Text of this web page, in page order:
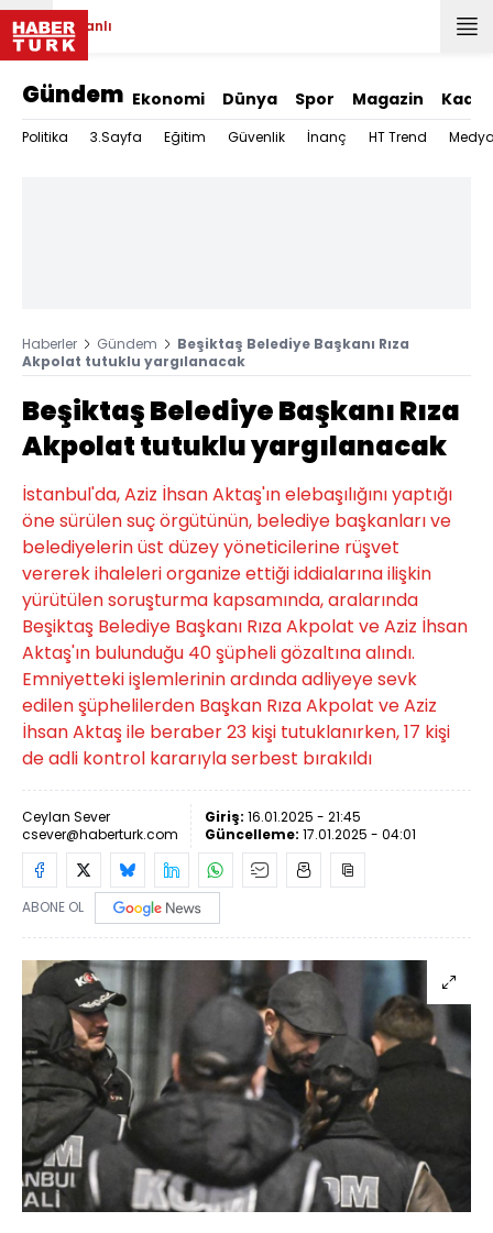
Canlı
Gündem Ekonomi Dünya Spor Magazin Kadın
Politika 3.Sayfa Eğitim Güvenlik İnanç HT Trend
Haberler Gündem
Beşiktaş Belediye Başkanı Rıza
Akpolat tutuklu yargılanacak
Beşiktaş Belediye Başkanı Rıza
Akpolat tutuklu yargılanacak
İstanbul'da, Aziz İhsan Aktaş'ın elebaşılığını yaptığı
öne sürülen suç örgütünün, belediye başkanları ve
belediyelerin üst düzey yöneticilerine rüşvet
vererek ihaleleri organize ettiği iddialarına ilişkin
yürütülen soruşturma kapsamında, aralarında
Beşiktaş Belediye Başkanı Rıza Akpolat ve Aziz İhsan
Aktaş'ın bulunduğu 40 şüpheli gözaltına alındı.
Emniyetteki işlemlerinin ardında adliyeye sevk
edilen şüphelilerden Başkan Rıza Akpolat ve Aziz
İhsan Aktaş ile beraber 23 kişi tutuklanırken, 17 kişi
de adli kontrol kararıyla serbest bırakıldı
Ceylan Sever
csever@haberturk.com
Giriş: 16.01.2025 - 21:45
Güncelleme: 17.01.2025 - 04:01
ABONE OL